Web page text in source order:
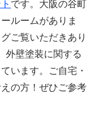
です。大阪の谷町
ルームがありま
ご覧いただきあり
外壁塗装に関する
います。ご自宅・
の方！ぜひご参考